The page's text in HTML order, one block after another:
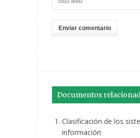
Documentos
Clasificación de los
información